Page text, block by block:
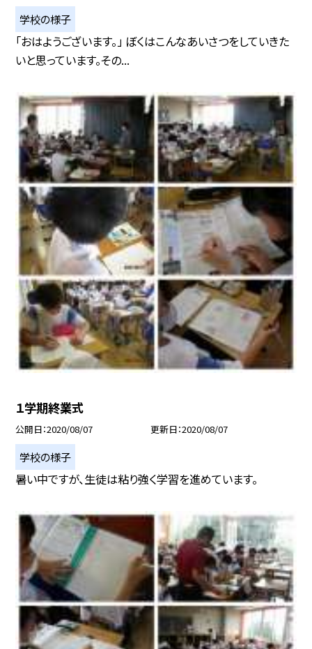
学校の様子
「おはようございます。」 ぼくはこんなあいさつをしていきた
いと思っています。その...
１学期終業式
公開日 2020/08/07 更新日 2020/08/07
学校の様子
暑い中ですが、生徒は粘り強く学習を進めています。